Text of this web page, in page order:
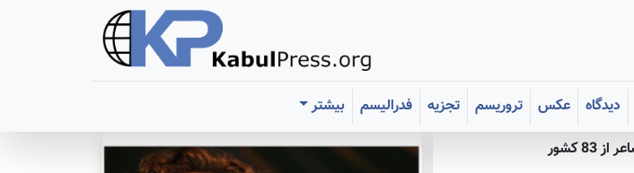
دیدگاه عکس تروریسم تجزیه فدرالیسم
بیشتر